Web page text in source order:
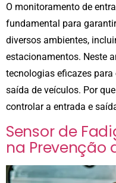
O monitoramento de
fundamental para
diversos ambientes,
estacionamentos. Neste
tecnologias eficazes
saída de veículos. Por
controlar a entrada e
Sensor de
na Prevenção